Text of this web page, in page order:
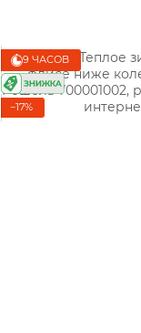
9 ЧАСОВ
−17%